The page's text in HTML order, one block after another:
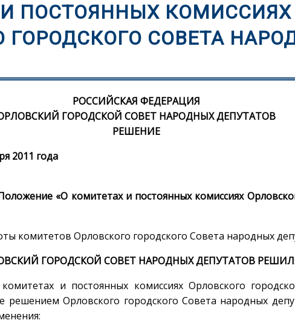
ПОСТОЯННЫХ КОМИССИЯХ
ГОРОДСКОГО СОВЕТА
РОССИЙСКАЯ ФЕДЕРАЦИЯ
ГОРОДСКОЙ СОВЕТ НАРОДНЫХ ДЕПУТАТОВ
РЕШЕНИЕ
2011 года
«О комитетах и постоянных комиссиях
комитетов Орловского городского Совета народных
ГОРОДСКОЙ СОВЕТ НАРОДНЫХ ДЕПУТАТОВ
и постоянных комиссиях Орловского
решением Орловского городского Совета народных